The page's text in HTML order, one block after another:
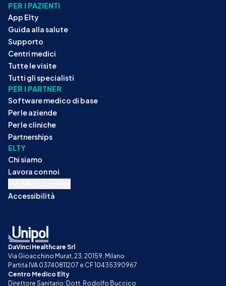
PER I PAZIENTI
App Elty
Guida alla salute
Supporto
Centri medici
Tutte le visite
Tutti gli specialisti
PER I PARTNER
Software medico di base
Per le aziende
Per le cliniche
Partnerships
ELTY
Chi siamo
Lavora con noi
Accessibilità
DaVinci Healthcare Srl
Via Gioacchino Murat, 23, 20159, Milano
Partita IVA 03740811207 e CF 10435390967
Centro Medico Elty
Direttore Sanitario: Dott. Rodolfo Buccico